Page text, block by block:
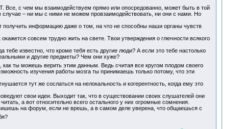
Все, с чем мы взаимодействуем прямо или опосредованно, может быть в той
– ни мы с ними не можем провзаимодействовать, ни они с нами. Но
информацию даже о том, на что не способны наши органы чувств
совсем трудно жить на свете. Твои утверждения о глючности всякого
известно, что кроме тебя есть другие люди? А если это тебе настолько
и другие предметы? Чем они хуже?
как ты можешь верить этим данным. Ведь считая все кругом плодом своего
изучения работы мозга ты принимаешь только потому, что эти
тут же сослаться на нелокальность и когерентность, когда ему это
свои идеи. Выходит так, что в существовании своих слушателей они
а вот относительно всего остального у них огромные сомнения.
на форум, если не врешь, а в самом деле уверена, что общаешься с